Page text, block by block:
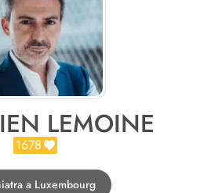
LEMOINE
1678
a Luxembourg